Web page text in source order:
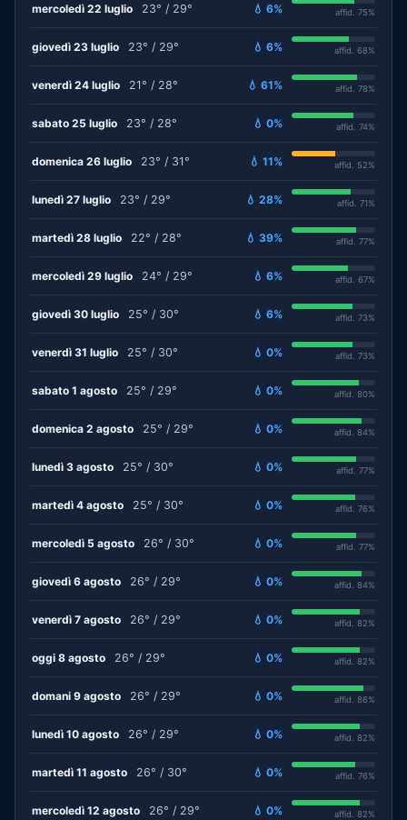
mercoledì 22 luglio 23° / 29° 💧 6% affid. 75%
giovedì 23 luglio 23° / 29° 💧 6% affid. 68%
venerdì 24 luglio 21° / 28° 💧 61% affid. 78%
sabato 25 luglio 23° / 28° 💧 0% affid. 74%
domenica 26 luglio 23° / 31° 💧 11% affid. 52%
lunedì 27 luglio 23° / 29° 💧 28% affid. 71%
martedì 28 luglio 22° / 28° 💧 39% affid. 77%
mercoledì 29 luglio 24° / 29° 💧 6% affid. 67%
giovedì 30 luglio 25° / 30° 💧 6% affid. 73%
venerdì 31 luglio 25° / 30° 💧 0% affid. 73%
sabato 1 agosto 25° / 29° 💧 0% affid. 80%
domenica 2 agosto 25° / 29° 💧 0% affid. 84%
lunedì 3 agosto 25° / 30° 💧 0% affid. 77%
martedì 4 agosto 25° / 30° 💧 0% affid. 76%
mercoledì 5 agosto 26° / 30° 💧 0% affid. 77%
giovedì 6 agosto 26° / 29° 💧 0% affid. 84%
venerdì 7 agosto 26° / 29° 💧 0% affid. 82%
oggi 8 agosto 26° / 29° 💧 0% affid. 82%
domani 9 agosto 26° / 29° 💧 0% affid. 86%
lunedì 10 agosto 26° / 29° 💧 0% affid. 82%
martedì 11 agosto 26° / 30° 💧 0% affid. 76%
mercoledì 12 agosto 26° / 29° 💧 0% affid. 82%